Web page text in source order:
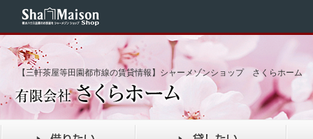
【三軒茶屋等田園都市線の賃貸情報】シャーメゾンショップ さくらホーム